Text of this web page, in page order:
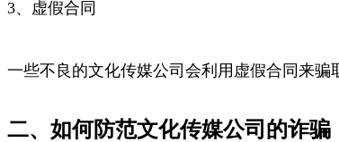
3、虚假合同
一些不良的文化传媒公司会利用虚假合同来
二、如何防范文化传媒公司的诈骗